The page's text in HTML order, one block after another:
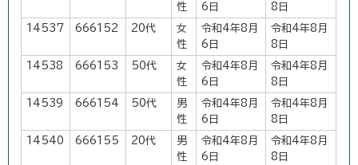
性
6日
8日
14537 666152 20代
女
性
令和4年8月
6日
令和4年8月
8日
14538 666153 50代
女
性
令和4年8月
6日
令和4年8月
8日
14539 666154 50代
男
性
令和4年8月
6日
令和4年8月
8日
14540 666155 20代
男
性
令和4年8月
6日
令和4年8月
8日